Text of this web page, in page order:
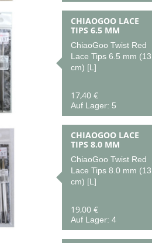
CHIAOGOO LACE
TIPS 6.5 MM
ChiaoGoo Twist Red
Lace Tips 6.5 mm (13
cm) [L]
17,40 €
Auf Lager: 5
CHIAOGOO LACE
TIPS 8.0 MM
ChiaoGoo Twist Red
Lace Tips 8.0 mm (13
cm) [L]
19,00 €
Auf Lager: 4